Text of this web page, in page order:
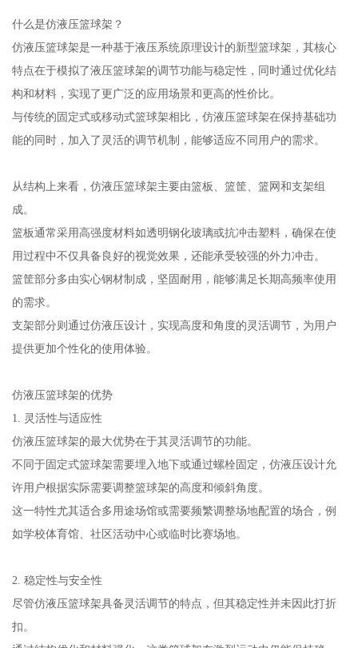
什么是仿液压篮球架？
仿液压篮球架是一种基于液压系统原理设计的新型篮球架，其核心
特点在于模拟了液压篮球架的调节功能与稳定性，同时通过优化结
构和材料，实现了更广泛的应用场景和更高的性价比。
与传统的固定式或移动式篮球架相比，仿液压篮球架在保持基础功
能的同时，加入了灵活的调节机制，能够适应不同用户的需求。
从结构上来看，仿液压篮球架主要由篮板、篮筐、篮网和支架组
成。
篮板通常采用高强度材料如透明钢化玻璃或抗冲击塑料，确保在使
用过程中不仅具备良好的视觉效果，还能承受较强的外力冲击。
篮筐部分多由实心钢材制成，坚固耐用，能够满足长期高频率使用
的需求。
支架部分则通过仿液压设计，实现高度和角度的灵活调节，为用户
提供更加个性化的使用体验。
仿液压篮球架的优势
1. 灵活性与适应性
仿液压篮球架的最大优势在于其灵活调节的功能。
不同于固定式篮球架需要埋入地下或通过螺栓固定，仿液压设计允
许用户根据实际需要调整篮球架的高度和倾斜角度。
这一特性尤其适合多用途场馆或需要频繁调整场地配置的场合，例
如学校体育馆、社区活动中心或临时比赛场地。
2. 稳定性与安全性
尽管仿液压篮球架具备灵活调节的特点，但其稳定性并未因此打折
扣。